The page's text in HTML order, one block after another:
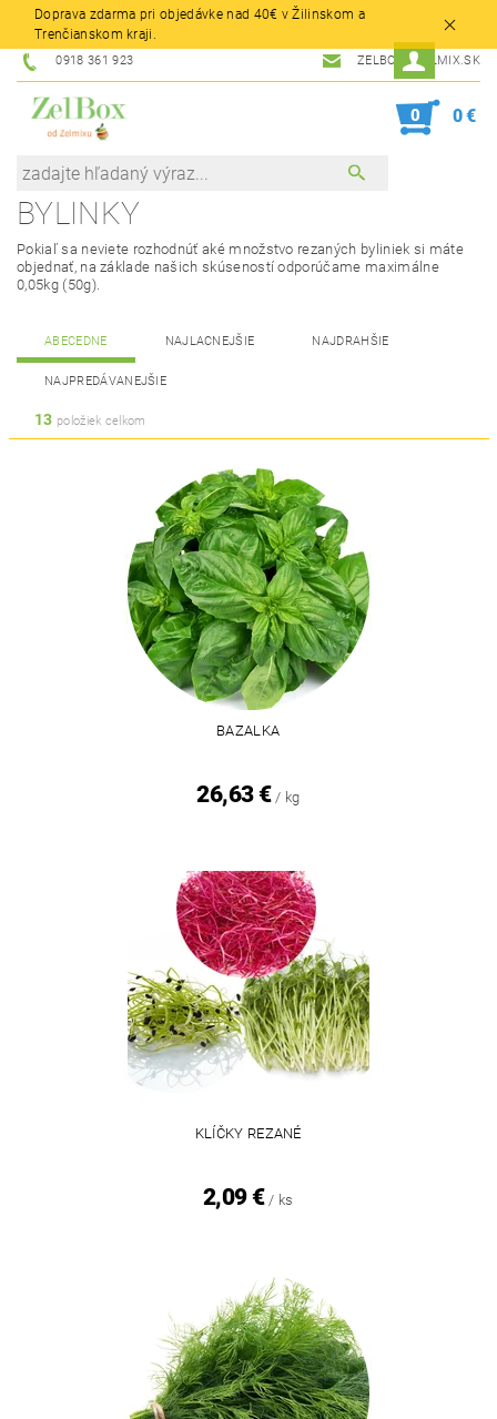
Doprava zdarma pri objedávke nad 40€ v Žilinskom a
Trenčianskom kraji.
0918 361 923 ZELBOX@ZELMIX.SK
0 0 €
BYLINKY
Pokiaľ sa neviete rozhodnúť aké množstvo rezaných byliniek si máte
objednať, na základe našich skúseností odporúčame maximálne
0,05kg (50g).
ABECEDNE NAJLACNEJŠIE NAJDRAHŠIE
NAJPREDÁVANEJŠIE
13 položiek celkom
BAZALKA
26,63 € / kg
KLÍČKY REZANÉ
2,09 € / ks